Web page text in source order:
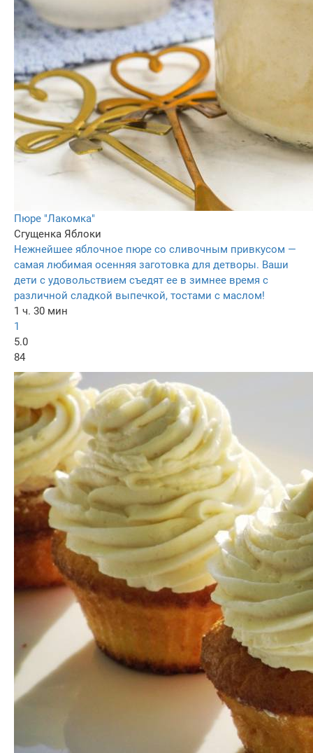
Пюре "Лакомка"
Сгущенка Яблоки
Нежнейшее яблочное пюре со сливочным привкусом —
самая любимая осенняя заготовка для детворы. Ваши
дети с удовольствием съедят ее в зимнее время с
различной сладкой выпечкой, тостами с маслом!
1 ч. 30 мин
1
5.0
84